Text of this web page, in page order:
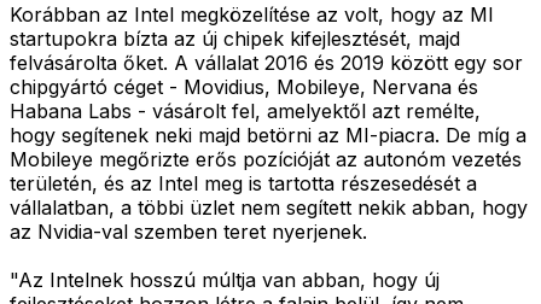
Korábban az Intel megközelítése az volt, hogy az MI
startupokra bízta az új chipek kifejlesztését, majd
felvásárolta őket. A vállalat 2016 és 2019 között egy sor
chipgyártó céget - Movidius, Mobileye, Nervana és
Habana Labs - vásárolt fel, amelyektől azt remélte,
hogy segítenek neki majd betörni az MI-piacra. De míg a
Mobileye megőrizte erős pozícióját az autonóm vezetés
területén, és az Intel meg is tartotta részesedését a
vállalatban, a többi üzlet nem segített nekik abban, hogy
az Nvidia-val szemben teret nyerjenek.
"Az Intelnek hosszú múltja van abban, hogy új